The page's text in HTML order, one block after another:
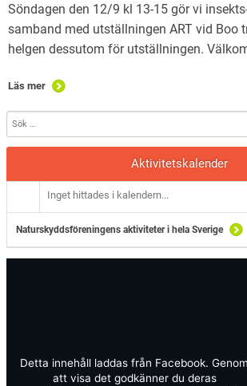
Söndagen den 12/9 kl 13-15 gör vi
samband med utställningen ART vid Boo
helgen dessutom för utställningen.
Läs mer
Aktivitetskalender
Inget hittades i kalendern...
Naturskyddsföreningens aktiviteter i hela Sverige
Detta innehåll laddas från Facebook. Genom
att visa det godkänner du deras